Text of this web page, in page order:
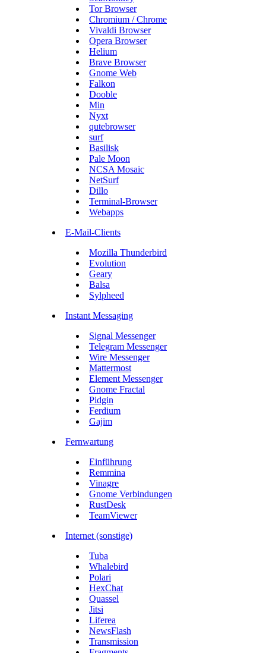
Tor Browser
Chromium / Chrome
Vivaldi Browser
Opera Browser
Helium
Brave Browser
Gnome Web
Falkon
Dooble
Min
Nyxt
qutebrowser
surf
Basilisk
Pale Moon
NCSA Mosaic
NetSurf
Dillo
Terminal-Browser
Webapps
E-Mail-Clients
Mozilla Thunderbird
Evolution
Geary
Balsa
Sylpheed
Instant Messaging
Signal Messenger
Telegram Messenger
Wire Messenger
Mattermost
Element Messenger
Gnome Fractal
Pidgin
Ferdium
Gajim
Fernwartung
Einführung
Remmina
Vinagre
Gnome Verbindungen
RustDesk
TeamViewer
Internet (sonstige)
Tuba
Whalebird
Polari
HexChat
Quassel
Jitsi
Liferea
NewsFlash
Transmission